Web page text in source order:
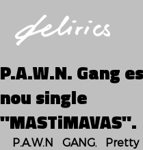
P.A.W.N. Gang
nou single
"MASTiMAVAS".
P.A.W.N GANG,